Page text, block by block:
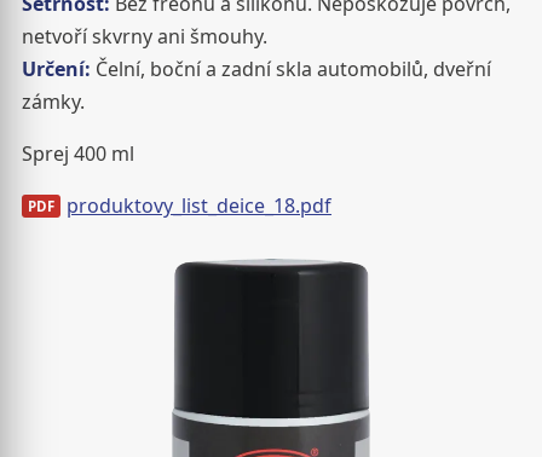
netvoří skvrny ani šmouhy.
Určení: Čelní, boční a zadní skla automobilů, dveřní
zámky.
Sprej 400 ml
produktovy_list_deice_18.pdf